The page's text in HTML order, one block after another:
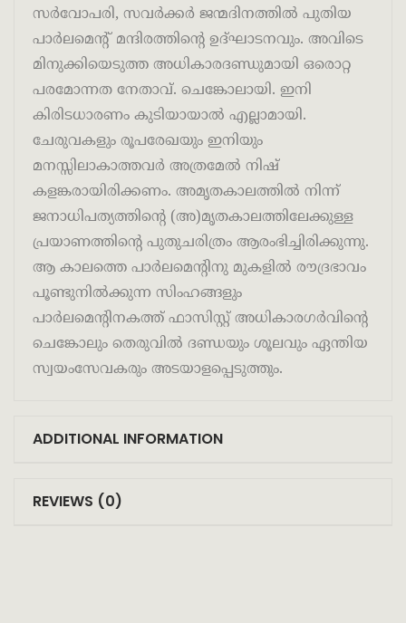
സർവോപരി, സവർക്കർ ജന്മദിനത്തിൽ പുതിയ
പാർലമെന്റ് മന്ദിരത്തിന്റെ ഉദ്ഘാടനവും. അവിടെ
മിനുക്കിയെടുത്ത അധികാരദണ്ഡുമായി ഒരൊറ്റ
പരമോന്നത നേതാവ്. ചെങ്കോലായി. ഇനി
കിരിടധാരണം കുടിയായാൽ എല്ലാമായി.
ചേരുവകളും രൂപരേഖയും ഇനിയും
മനസ്സിലാകാത്തവർ അത്രമേൽ നിഷ്
കളങ്കരായിരിക്കണം. അമൃതകാലത്തിൽ നിന്ന്
ജനാധിപത്യത്തിന്റെ (അ)മൃതകാലത്തിലേക്കുള്ള
പ്രയാണത്തിന്റെ പുതുചരിത്രം ആരംഭിച്ചിരിക്കുന്നു.
ആ കാലത്തെ പാർലമെന്റിനു മുകളിൽ രൗദ്രഭാവം
പൂണ്ടുനിൽക്കുന്ന സിംഹങ്ങളും
പാർലമെന്റിനകത്ത് ഫാസിസ്റ്റ് അധികാരഗർവിന്റെ
ചെങ്കോലും തെരുവിൽ ദണ്ഡയും ശൂലവും ഏന്തിയ
സ്വയംസേവകരും അടയാളപ്പെടുത്തും.
ADDITIONAL INFORMATION
REVIEWS (0)